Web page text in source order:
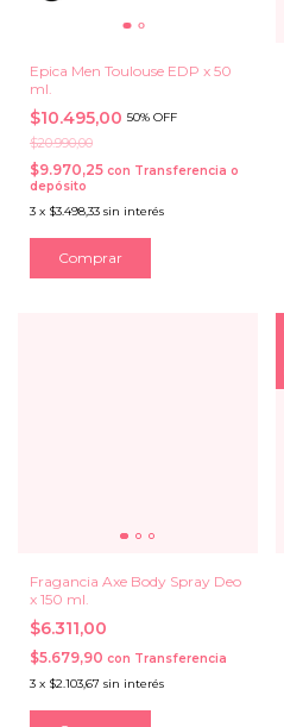
Epica Men Toulouse EDP x 50
ml.
$10.495,00 50% OFF
$20.990,00
$9.970,25 con Transferencia o
depósito
3 x $3.498,33 sin interés
Fragancia Axe Body Spray Deo
x 150 ml.
$6.311,00
$5.679,90 con Transferencia
3 x $2.103,67 sin interés